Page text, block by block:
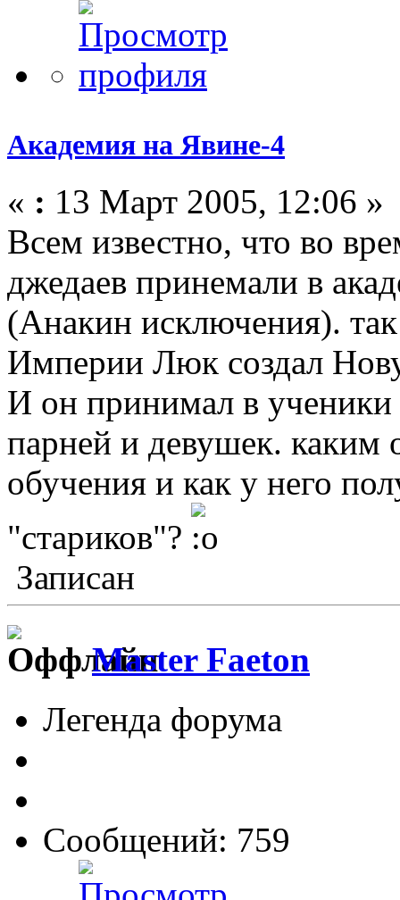
Академия на Явине-4
« : 13 Март 2005, 12:06 »
Всем известно, что во
джедаев принемали в
(Анакин исключения).
Империи Люк создал
И он принимал в
парней и девушек. каким
обучения и как у него
"стариков"?
Записан
Master Faeton
Легенда форума
Сообщений: 759